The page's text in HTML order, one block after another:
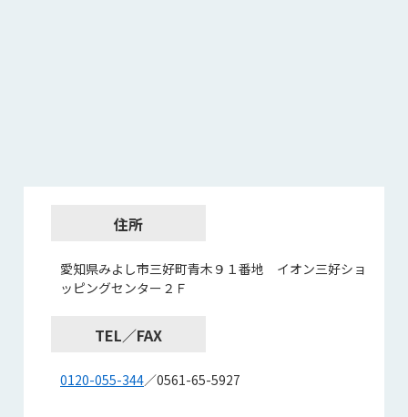
住所
愛知県みよし市三好町青木９１番地 イオン三好ショ
ッピングセンター２Ｆ
TEL／FAX
0120-055-344／0561-65-5927